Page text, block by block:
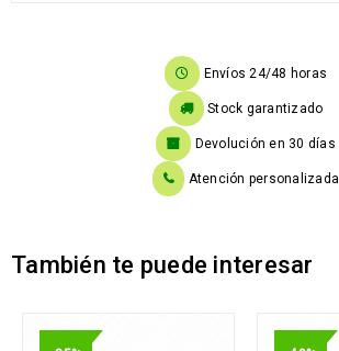
Envíos 24/48 horas
Stock garantizado
Devolución en 30 días
Atención personalizada
También te puede interesar